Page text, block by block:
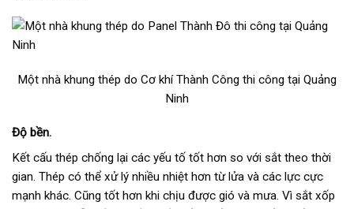
Một nhà khung thép do Cơ khí Thành Công thi công tại Quảng
Ninh
Độ bền.
Kết cấu thép chống lại các yếu tố tốt hơn so với sắt theo thời
gian. Thép có thể xử lý nhiều nhiệt hơn từ lửa và các lực cực
mạnh khác. Cũng tốt hơn khi chịu được gió và mưa. Vì sắt xốp